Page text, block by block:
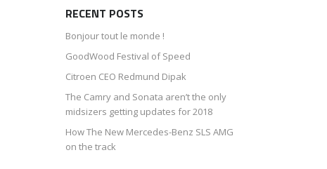
RECENT POSTS
Bonjour tout le monde !
GoodWood Festival of Speed
Citroen CEO Redmund Dipak
The Camry and Sonata aren’t the only
midsizers getting updates for 2018
How The New Mercedes-Benz SLS AMG
on the track